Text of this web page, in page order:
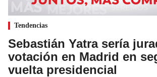
Tendencias
Sebastián Yatra sería
votación en Madrid en
vuelta presidencial